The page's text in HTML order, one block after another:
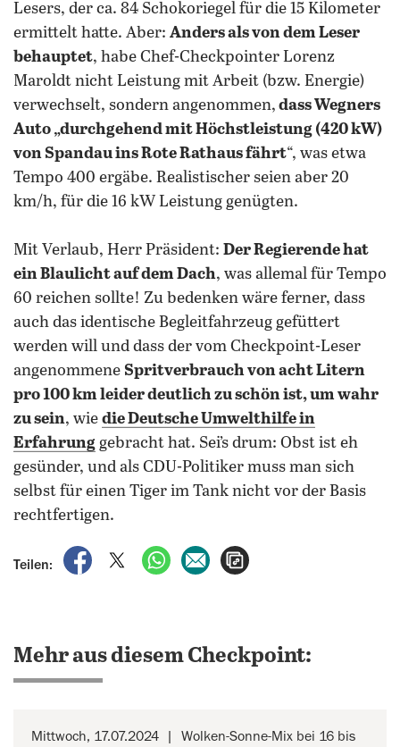
Lesers, der ca. 84 Schokoriegel für die 15 Kilometer
ermittelt hatte. Aber: Anders als von dem Leser
behauptet, habe Chef-Checkpointer Lorenz
Maroldt nicht Leistung mit Arbeit (bzw. Energie)
verwechselt, sondern angenommen, dass Wegners
Auto „durchgehend mit Höchstleistung (420 kW)
von Spandau ins Rote Rathaus fährt“, was etwa
Tempo 400 ergäbe. Realistischer seien aber 20
km/h, für die 16 kW Leistung genügten.
Mit Verlaub, Herr Präsident: Der Regierende hat
ein Blaulicht auf dem Dach, was allemal für Tempo
60 reichen sollte! Zu bedenken wäre ferner, dass
auch das identische Begleitfahrzeug gefüttert
werden will und dass der vom Checkpoint-Leser
angenommene Spritverbrauch von acht Litern
pro 100 km leider deutlich zu schön ist, um wahr
zu sein, wie die Deutsche Umwelthilfe in
Erfahrung gebracht hat. Sei’s drum: Obst ist eh
gesünder, und als CDU-Politiker muss man sich
selbst für einen Tiger im Tank nicht vor der Basis
rechtfertigen.
Teilen:
auf Facebook teilen
auf X teilenper WhatsApp teilen
per E-Mail teilen
Mehr aus diesem Checkpoint:
Mittwoch, 17.07.2024
Wolken-Sonne-Mix bei 16 bis